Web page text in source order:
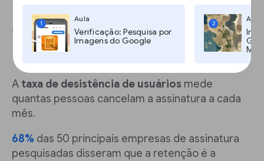
1
Aula
Verificação: Pesquisa por
Imagens do Google
2
Aula
4. Taxa de desistência de
usuários
A taxa de desistência de usuários mede
quantas pessoas cancelam a assinatura a cada
mês.
68% das 50 principais empresas de assinatura
pesquisadas disseram que a retenção é a